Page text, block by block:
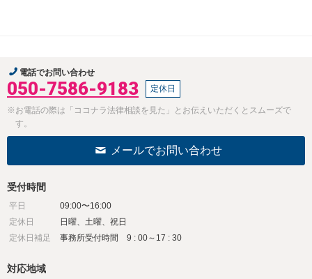
電話でお問い合わせ
050-7586-9183 定休日
※お電話の際は「ココナラ法律相談を見た」とお伝えいただくとスムーズで
す。
メールでお問い合わせ
受付時間
平日
09:00〜16:00
定休日
日曜、土曜、祝日
定休日補足
事務所受付時間 9 : 00～17 : 30
対応地域